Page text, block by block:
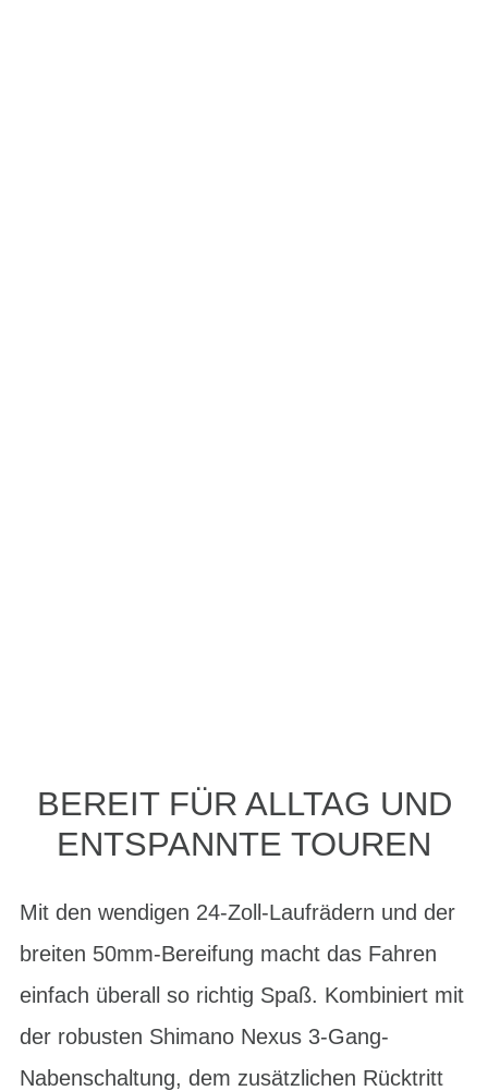
BEREIT FÜR ALLTAG UND
ENTSPANNTE TOUREN
Mit den wendigen 24-Zoll-Laufrädern und der
breiten 50mm-Bereifung macht das Fahren
einfach überall so richtig Spaß. Kombiniert mit
der robusten Shimano Nexus 3-Gang-
Nabenschaltung, dem zusätzlichen Rücktritt